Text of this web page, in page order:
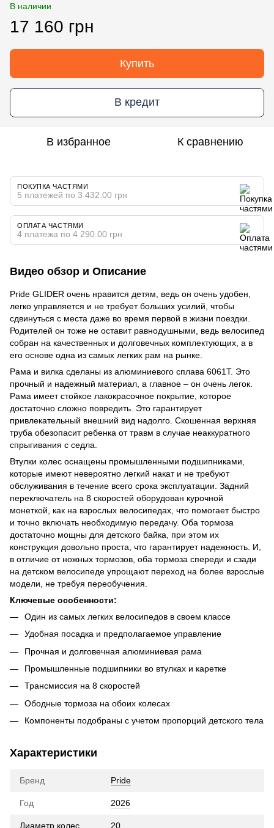
В наличии
17 160 грн
Купить
В кредит
В избранное К сравнению
ПОКУПКА ЧАСТЯМИ
5 платежей по 3 432.00 грн
ОПЛАТА ЧАСТЯМИ
4 платежа по 4 290.00 грн
Видео обзор и Описание
Pride GLIDER очень нравится детям, ведь он очень удобен,
легко управляется и не требует больших усилий, чтобы
сдвинуться с места даже во время первой в жизни поездки.
Родителей он тоже не оставит равнодушными, ведь велосипед
собран на качественных и долговечных комплектующих, а в
его основе одна из самых легких рам на рынке.
Рама и вилка сделаны из алюминиевого сплава 6061T. Это
прочный и надежный материал, а главное – он очень легок.
Рама имеет стойкое лакокрасочное покрытие, которое
достаточно сложно повредить. Это гарантирует
привлекательный внешний вид надолго. Скошенная верхняя
труба обезопасит ребенка от травм в случае неаккуратного
спрыгивания с седла.
Втулки колес оснащены промышленными подшипниками,
которые имеют невероятно легкий накат и не требуют
обслуживания в течение всего срока эксплуатации. Задний
переключатель на 8 скоростей оборудован курочной
монеткой, как на взрослых велосипедах, что помогает быстро
и точно включать необходимую передачу. Оба тормоза
достаточно мощны для детского байка, при этом их
конструкция довольно проста, что гарантирует надежность. И,
в отличие от ножных тормозов, оба тормоза спереди и сзади
на детском велосипеде упрощают переход на более взрослые
модели, не требуя переобучения.
Ключевые особенности:
Один из самых легких велосипедов в своем классе
Удобная посадка и предполагаемое управление
Прочная и долговечная алюминиевая рама
Промышленные подшипники во втулках и каретке
Трансмиссия на 8 скоростей
Ободные тормоза на обоих колесах
Компоненты подобраны с учетом пропорций детского тела
Характеристики
Бренд Pride
Год 2026
Диаметр колес 20